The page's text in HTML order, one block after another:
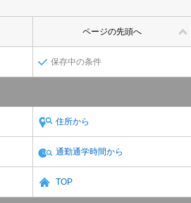
ページの先頭へ
保存中の条件
住所から
通勤通学時間から
TOP